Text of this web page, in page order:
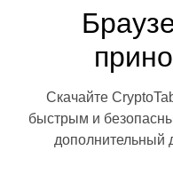
Скачайте
быстрым и
дополнительный